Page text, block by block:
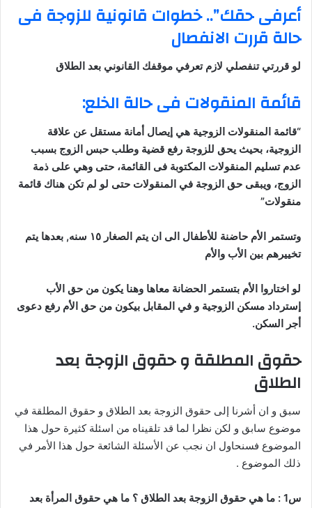
أعرفى حقك”.. خطوات قانونية للزوجة فى
حالة قررت الانفصال
لو قررتي تنفصلي لازم تعرفي موقفك القانوني بعد الطلاق
قائمة المنقولات فى حالة الخلع:
“قائمة المنقولات الزوجية هي إيصال أمانة مستقل عن علاقة
الزوجية، بحيث يحق للزوجة رفع قضية وطلب حبس الزوج بسبب
عدم تسليم المنقولات المكتوبة فى القائمة، حتى وهي على ذمة
الزوج، ويبقى حق الزوجة في المنقولات حتى لو لم تكن هناك قائمة
منقولات”
وتستمر الأم حاضنة للأطفال الى ان يتم الصغار ١٥ سنه, بعدها يتم
تخييرهم بين الأب والأم
لو اختاروا الأم بتستمر الحضانة معاها وهنا يكون من حق الأب
إسترداد مسكن الزوجية و في المقابل بيكون من حق الأم رفع دعوى
أجر السكن.
حقوق المطلقة و حقوق الزوجة بعد
الطلاق
سبق و ان أشرنا إلى حقوق الزوجة بعد الطلاق و حقوق المطلقة في
موضوع سابق و لكن نظرا لما قد تلقيناه من اسئلة كثيرة حول هذا
الموضوع فسنحاول ان نجب عن الأسئلة الشائعة حول هذا الأمر في
ذلك الموضوع .
س1 : ما هي حقوق الزوجة بعد الطلاق ؟ ما هي حقوق المرأة بعد